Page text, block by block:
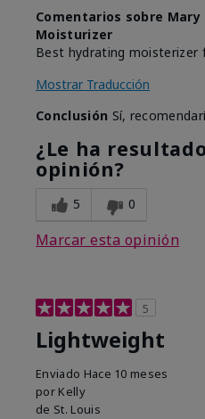
Comentarios sobre
Moisturizer
Best hydrating moisterizer
Mostrar Traducción
Conclusión Sí,
¿Le ha
opinión?
5 0
Marcar esta opinión
5
Lightweight
Enviado Hace 10 meses
por Kelly
de St. Louis